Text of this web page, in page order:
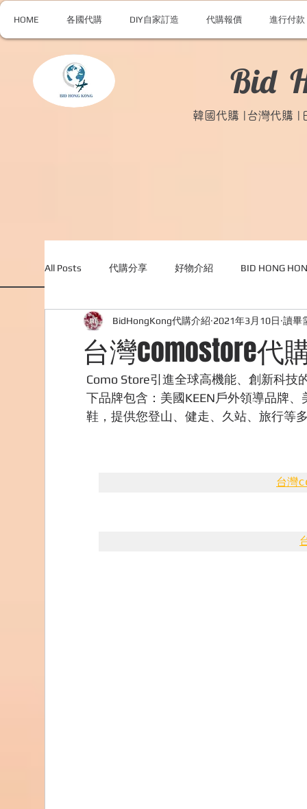
HOME 各國代購 DIY自家訂造 代購報價 進行付款
Bid
韓國代購 |台灣代購 |
All Posts 代購分享 好物介紹 BID HONG
外國購物網站介紹 ABOUT ME ABOUT
美食團購 購物 台灣代購網站
台灣comostore代
BidHongKong代購介紹 2021年3月10日 讀畢
Como Store引進全球高機能、創新科
下品牌包含：美國KEEN戶外領導品牌、
鞋，提供您登山、健走、久站、旅行等
台灣